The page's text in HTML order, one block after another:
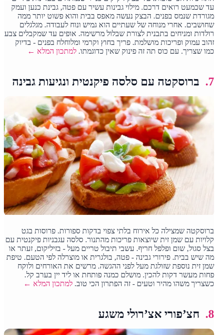
עד שכמעט רואים דרכם. מילוי גבינות עשיר עם פטה, גבינת כנען ועמק
מגורדת שנמס בפנים. הבצק נעשה מאפס בבית והוא פשוט יותר ממה
שחושבים. אחרי מנוחה של שעתיים הוא גמיש ונוח לעבודה. מגלגלים
רולדות ומניחים בתבנית לצורת שבלול מרשימה. אופים עד שמקבלים צבע
זהוב עמוק ופריכות מושלמת. פריך בחוץ וקרמי ומלוחלח בפנים - בדיוק
כמו שצריך. עם כוס תה זה פינוק שאין כדוגמתו.למתכון המלא ←
7. ברוסקטה עם סלסה פיקנטית ונגיעות גבינה
ברוסקטה שמצילה כל אירוח בלתי צפוי בדקות ספורות. פרוסות בגט
קלויות עם שמן זית שיוצאות פריכות מהתנור. סלסה עגבניות פיקנטית עם
בצל סגול, שום ופלפל חריף. עשבי תיבול טריים מעל - בזיליקום, זעתר או
מה שיש בבית. פירורי גבינה - פטה, בולגרית או מוצרלה לפי הטעם. טיפת
שמן זית נוספת שזולגת מעל לפני ההגשה. מרשים את האורחים ולוקח
פחות מעשר דקות להכין. מושלם כמנה פותחת או ליד יין בערב קל.
כשצריך משהו מהיר וטעים - זה הפתרון הכי טוב.למתכון המלא ←
8. חצ’פורי אצ’רולי משגע